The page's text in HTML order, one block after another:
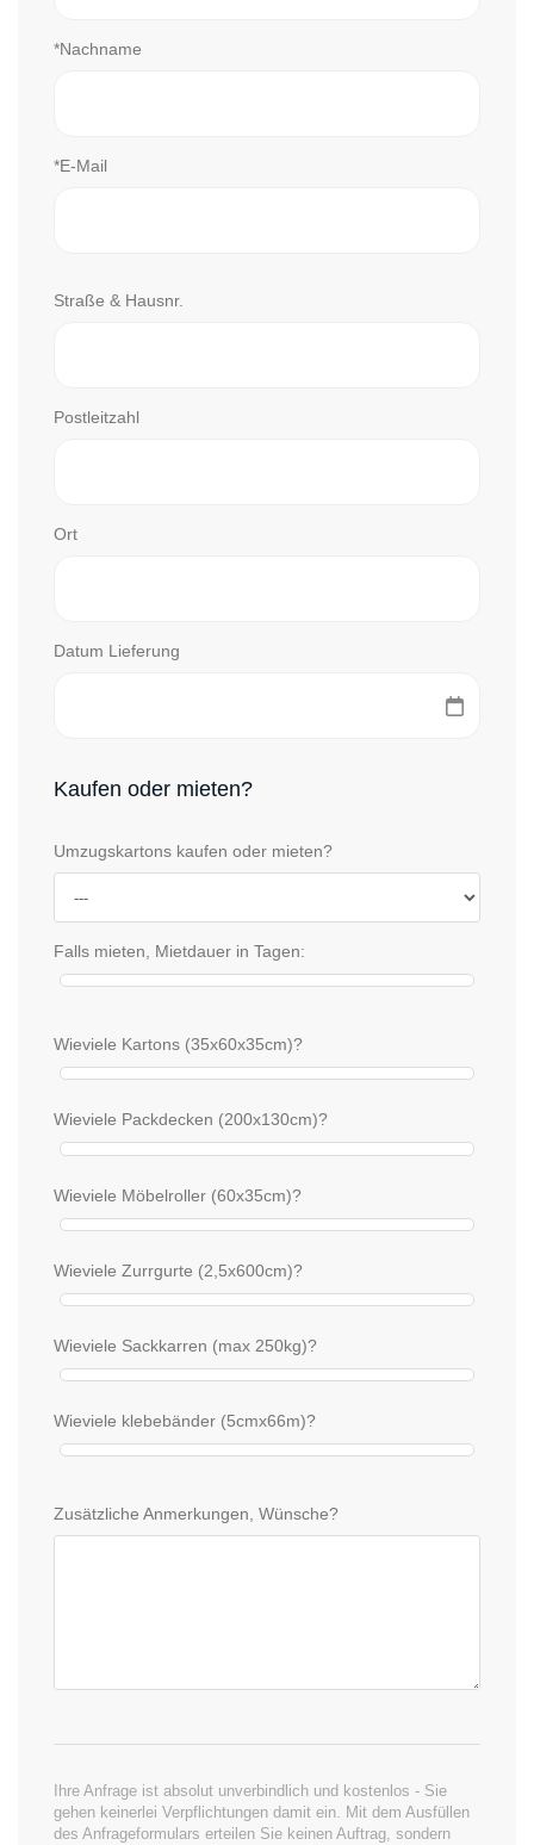
*Nachname
*E-Mail
Straße & Hausnr.
Postleitzahl
Ort
Datum Lieferung
Kaufen oder mieten?
Umzugskartons kaufen oder mieten?
Falls mieten, Mietdauer in Tagen:
Wieviele Kartons (35x60x35cm)?
Wieviele Packdecken (200x130cm)?
Wieviele Möbelroller (60x35cm)?
Wieviele Zurrgurte (2,5x600cm)?
Wieviele Sackkarren (max 250kg)?
Wieviele klebebänder (5cmx66m)?
Zusätzliche Anmerkungen, Wünsche?
Ihre Anfrage ist absolut unverbindlich und kostenlos - Sie
gehen keinerlei Verpflichtungen damit ein. Mit dem Ausfüllen
des Anfrageformulars erteilen Sie keinen Auftrag, sondern